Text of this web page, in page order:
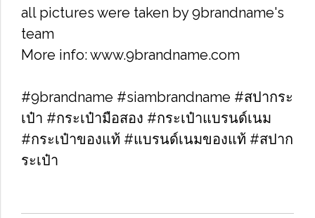
all pictures were taken by 9brandname's
team
More info: www.9brandname.com
#9brandname #siambrandname #สปากระ
เป๋า #กระเป๋ามือสอง #กระเป๋าแบรนด์เนม
#กระเป๋าของแท้ #แบรนด์เนมของแท้ #สปาก
ระเป๋า